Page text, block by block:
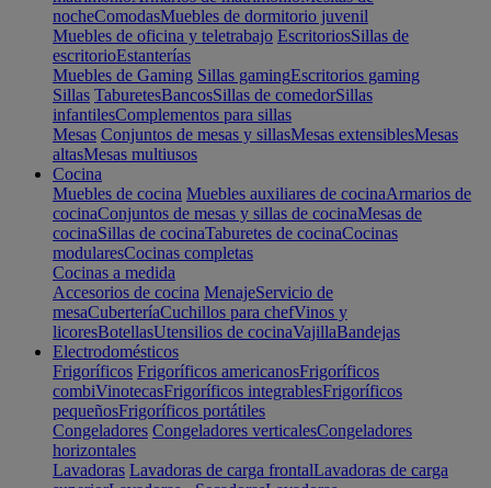
nocheComodasMuebles de dormitorio juvenil
Muebles de oficina y teletrabajo EscritoriosSillas de
escritorioEstanterías
Muebles de Gaming Sillas gamingEscritorios gaming
Sillas TaburetesBancosSillas de comedorSillas
infantilesComplementos para sillas
Mesas Conjuntos de mesas y sillasMesas extensiblesMesas
altasMesas multiusos
Cocina
Muebles de cocina Muebles auxiliares de cocinaArmarios de
cocinaConjuntos de mesas y sillas de cocinaMesas de
cocinaSillas de cocinaTaburetes de cocinaCocinas
modularesCocinas completas
Cocinas a medida
Accesorios de cocina MenajeServicio de
mesaCuberteríaCuchillos para chefVinos y
licoresBotellasUtensilios de cocinaVajillaBandejas
Electrodomésticos
Frigoríficos Frigoríficos americanosFrigoríficos
combiVinotecasFrigoríficos integrablesFrigoríficos
pequeñosFrigoríficos portátiles
Congeladores Congeladores verticalesCongeladores
horizontales
Lavadoras Lavadoras de carga frontalLavadoras de carga